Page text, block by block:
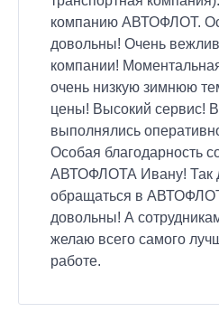
компанию АВТОФЛОТ.
довольны! Очень
компании!
очень низкую зимнюю
цены! Высокий сервис!
выполнялись
Особая благодарность
АВТОФЛОТА Ивану! Так
обращаться в
довольны! А
желаю всего самого
работе.